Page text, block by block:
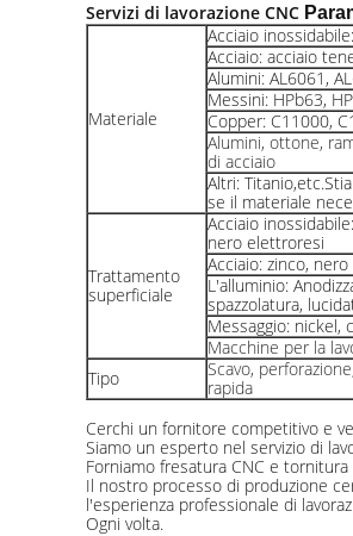
Servizi di lavorazione CNC
Materiale
Acciaio
Acciaio: acciaio
Alumini: AL6061,
Messini: HPb63,
Copper: C11000,
Alumini, ottone,
di acciaio
Altri:
se il materiale
Trattamento
superficiale
Acciaio
nero elettroresi
Acciaio: zinco,
L'alluminio:
spazzolatura,
Messaggio:
Macchine per la
Tipo
Scavo,
rapida
Cerchi un fornitore competitivo e
Siamo un esperto nel servizio di
Forniamo fresatura CNC e
Il nostro processo di produzione
l'esperienza professionale di
Ogni volta.